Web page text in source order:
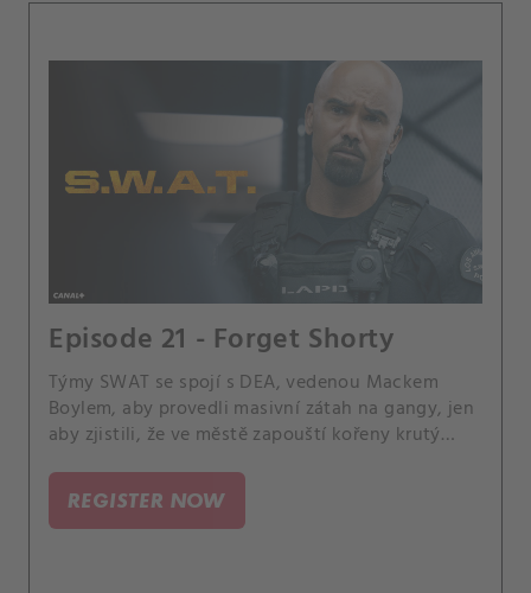
Episode 21 - Forget Shorty
Týmy SWAT se spojí s DEA, vedenou Mackem
Boylem, aby provedli masivní zátah na gangy, jen
aby zjistili, že ve městě zapouští kořeny krutý
důležité výročí.
REGISTER NOW